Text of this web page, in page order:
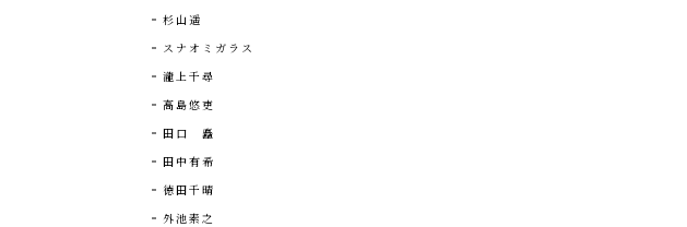
杉山遥
スナオミガラス
瀧上千尋
高島悠吏
田口 矗
田中有希
徳田千晴
外池素之